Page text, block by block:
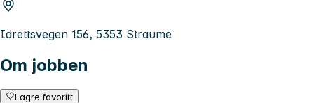
Idrettsvegen 156, 5353 Straume
Om jobben
Lagre favoritt